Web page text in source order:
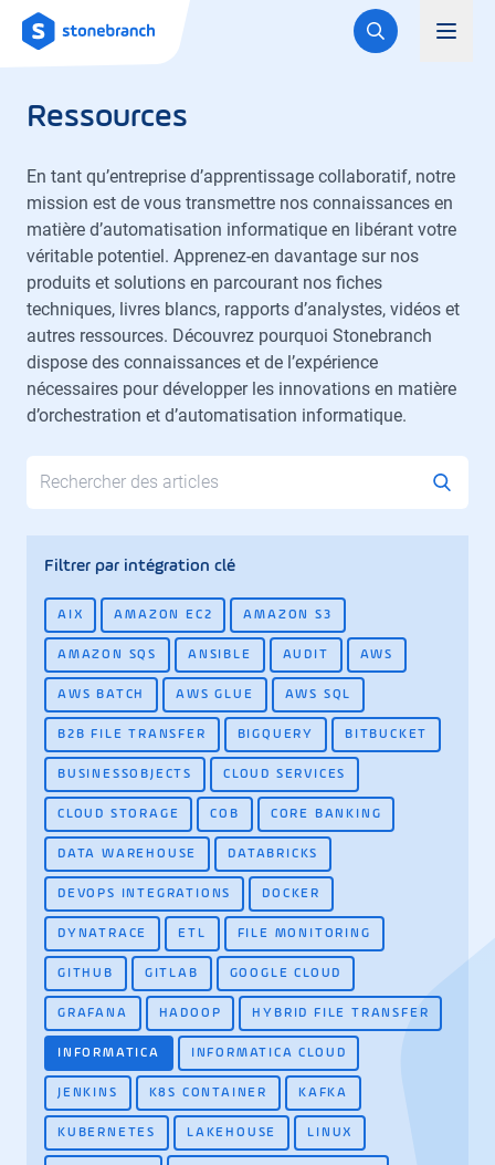
Logo
Ressources
En tant qu’entreprise d’apprentissage collaboratif, notre
mission est de vous transmettre nos connaissances en
matière d’automatisation informatique en libérant votre
véritable potentiel. Apprenez-en davantage sur nos
produits et solutions en parcourant nos fiches
techniques, livres blancs, rapports d’analystes, vidéos et
autres ressources. Découvrez pourquoi Stonebranch
dispose des connaissances et de l’expérience
nécessaires pour développer les innovations en matière
d’orchestration et d’automatisation informatique.
Search
Filtrer par intégration clé
AIX AMAZON EC2 AMAZON S3
AMAZON SQS ANSIBLE AUDIT AWS
AWS BATCH AWS GLUE AWS SQL
B2B FILE TRANSFER BIGQUERY BITBUCKET
BUSINESSOBJECTS CLOUD SERVICES
CLOUD STORAGE COB CORE BANKING
DATA WAREHOUSE DATABRICKS
DEVOPS INTEGRATIONS DOCKER
DYNATRACE ETL FILE MONITORING
GITHUB GITLAB GOOGLE CLOUD
GRAFANA HADOOP HYBRID FILE TRANSFER
INFORMATICA INFORMATICA CLOUD
JENKINS K8S CONTAINER KAFKA
KUBERNETES LAKEHOUSE LINUX